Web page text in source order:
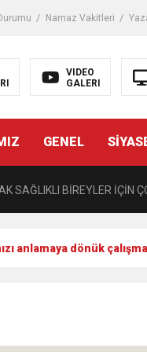
Namaz Vakitleri
VIDEO
GALERI
GENEL
LİSELİLERE
SAĞLIKLI BİREYLER İÇİN
anlamaya dönük